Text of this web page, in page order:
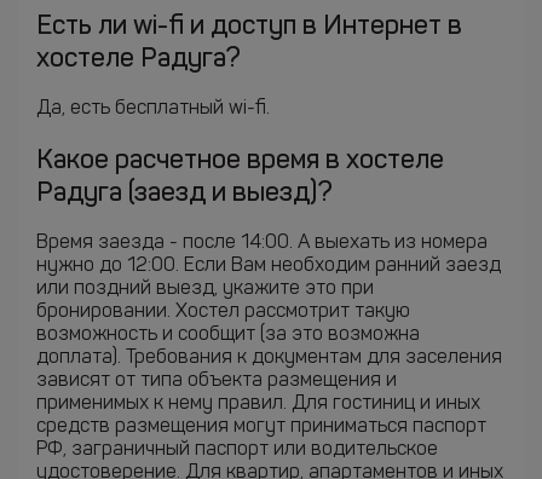
Есть ли wi-fi и доступ в Интернет в
хостеле Радуга?
Да, есть бесплатный wi-fi.
Какое расчетное время в хостеле
Радуга (заезд и выезд)?
Время заезда - после 14:00. А выехать из номера
нужно до 12:00. Если Вам необходим ранний заезд
или поздний выезд, укажите это при
бронировании. Хостел рассмотрит такую
возможность и сообщит (за это возможна
доплата). Требования к документам для заселения
зависят от типа объекта размещения и
применимых к нему правил. Для гостиниц и иных
средств размещения могут приниматься паспорт
РФ, заграничный паспорт или водительское
удостоверение. Для квартир, апартаментов и иных